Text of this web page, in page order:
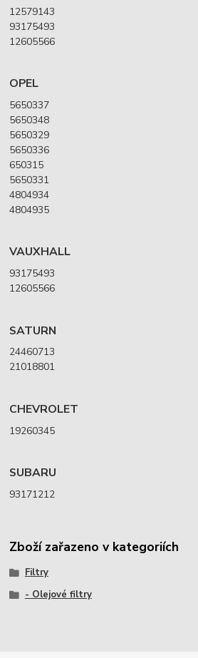
12579143
93175493
12605566
OPEL
5650337
5650348
5650329
5650336
650315
5650331
4804934
4804935
VAUXHALL
93175493
12605566
SATURN
24460713
21018801
CHEVROLET
19260345
SUBARU
93171212
Zboží zařazeno v kategoriích
Filtry
- Olejové filtry